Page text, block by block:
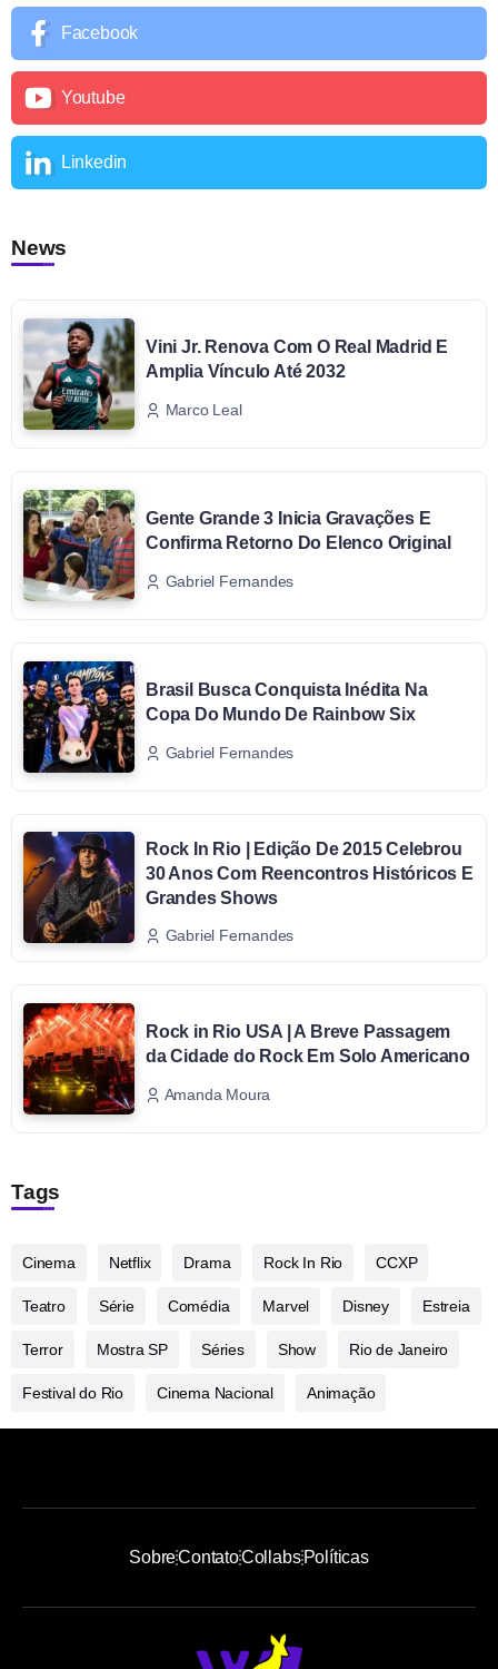
Facebook
Youtube
Linkedin
News
Vini Jr. Renova Com O Real Madrid E
Amplia Vínculo Até 2032
Marco Leal
Gente Grande 3 Inicia Gravações E
Confirma Retorno Do Elenco Original
Gabriel Fernandes
Brasil Busca Conquista Inédita Na
Copa Do Mundo De Rainbow Six
Gabriel Fernandes
Rock In Rio | Edição De 2015 Celebrou
30 Anos Com Reencontros Históricos E
Grandes Shows
Gabriel Fernandes
Rock in Rio USA | A Breve Passagem
da Cidade do Rock Em Solo Americano
Amanda Moura
Tags
Cinema Netflix Drama Rock In Rio CCXP
Teatro Série Comédia Marvel Disney Estreia
Terror Mostra SP Séries Show Rio de Janeiro
Festival do Rio Cinema Nacional Animação
SobreContatoCollabsPolíticas